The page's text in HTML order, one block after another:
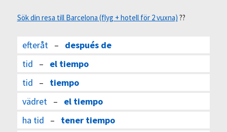
Sök din resa till Barcelona (flyg + hotell för 2 vuxna) ??
efteråt – después de
tid – el tiempo
tid – tiempo
vädret – el tiempo
ha tid – tener tiempo